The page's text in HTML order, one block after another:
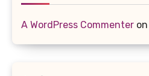
A WordPress Commenter on